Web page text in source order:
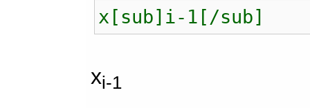
x[sub]i-1[/sub]
xi-1